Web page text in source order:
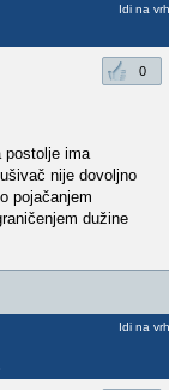
Idi na vrh
0
postolje ima
nije dovoljno
pojačanjem
dužine
Idi na vrh